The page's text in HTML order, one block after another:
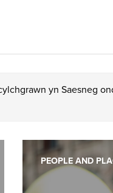
yn Saesneg
PEOPLE AND